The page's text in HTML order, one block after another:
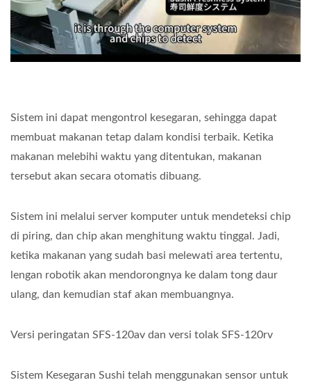
Sistem ini dapat mengontrol kesegaran, sehingga dapat
membuat makanan tetap dalam kondisi terbaik. Ketika
makanan melebihi waktu yang ditentukan, makanan
tersebut akan secara otomatis dibuang.
Sistem ini melalui server komputer untuk mendeteksi chip
di piring, dan chip akan menghitung waktu tinggal. Jadi,
ketika makanan yang sudah basi melewati area tertentu,
lengan robotik akan mendorongnya ke dalam tong daur
ulang, dan kemudian staf akan membuangnya.
Versi peringatan SFS-120av dan versi tolak SFS-120rv
Sistem Kesegaran Sushi telah menggunakan sensor untuk